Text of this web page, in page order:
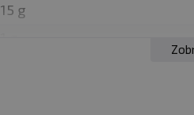
15 g